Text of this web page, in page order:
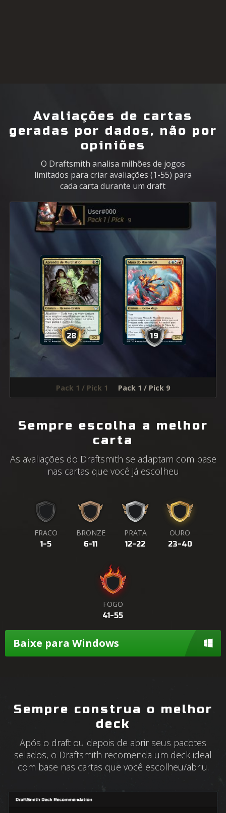
Avaliações de cartas
geradas por dados, não por
opiniões
O Draftsmith analisa milhões de jogos
limitados para criar avaliações (1-55) para
cada carta durante um draft
1
53 21
Pack 1 / Pick 1 Pack 1 / Pick 9
Sempre escolha a melhor
carta
As avaliações do Draftsmith se adaptam com base
nas cartas que você já escolheu
FRACO
1-5
BRONZE
6-11
PRATA
12-22
OURO
23-40
FOGO
41-55
Baixe para Windows
Sempre construa o melhor
deck
Após o draft ou depois de abrir seus pacotes
selados, o Draftsmith recomenda um deck ideal
com base nas cartas que você escolheu/abriu.